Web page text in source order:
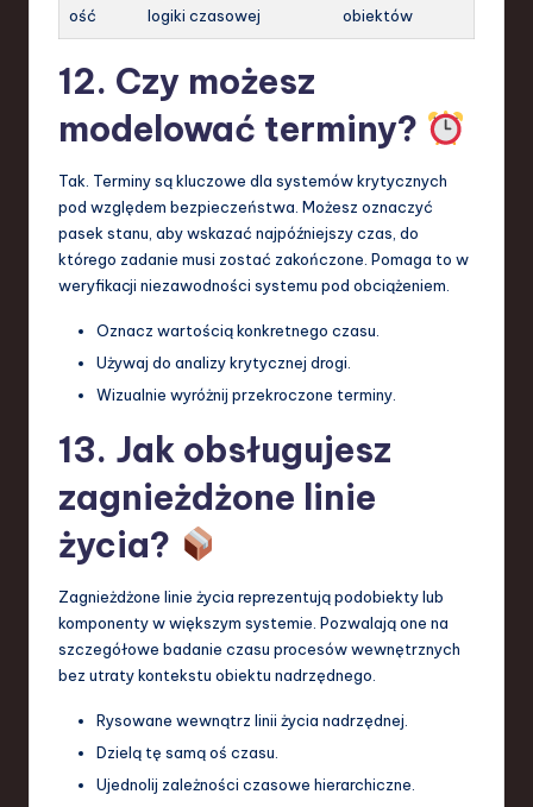
ość
logiki czasowej
obiektów
12. Czy możesz
modelować terminy?
Tak. Terminy są kluczowe dla systemów krytycznych
pod względem bezpieczeństwa. Możesz oznaczyć
pasek stanu, aby wskazać najpóźniejszy czas, do
którego zadanie musi zostać zakończone. Pomaga to w
weryfikacji niezawodności systemu pod obciążeniem.
Oznacz wartością konkretnego czasu.
Używaj do analizy krytycznej drogi.
Wizualnie wyróżnij przekroczone terminy.
13. Jak obsługujesz
zagnieżdżone linie
życia?
Zagnieżdżone linie życia reprezentują podobiekty lub
komponenty w większym systemie. Pozwalają one na
szczegółowe badanie czasu procesów wewnętrznych
bez utraty kontekstu obiektu nadrzędnego.
Rysowane wewnątrz linii życia nadrzędnej.
Dzielą tę samą oś czasu.
Ujednolij zależności czasowe hierarchiczne.